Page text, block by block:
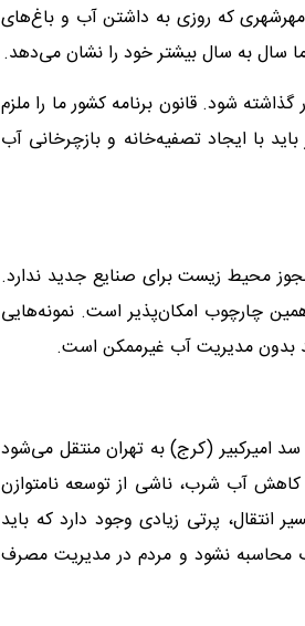
مهرشهری که روزی به داشتن آب و باغ‌های
سال به سال بیشتر خود را نشان می‌دهد.
شود. قانون برنامه کشور ما را ملزم
با ایجاد تصفیه‌خانه و بازچرخانی آب
محیط زیست برای صنایع جدید ندارد.
چارچوب امکان‌پذیر است. نمونه‌هایی
بدون مدیریت آب غیرممکن است.
امیرکبیر (کرج) به تهران منتقل می‌شود
با کاهش آب شرب، ناشی از توسعه نامتوازن
پرتی زیادی وجود دارد که باید
محاسبه نشود و مردم در مدیریت مصرف